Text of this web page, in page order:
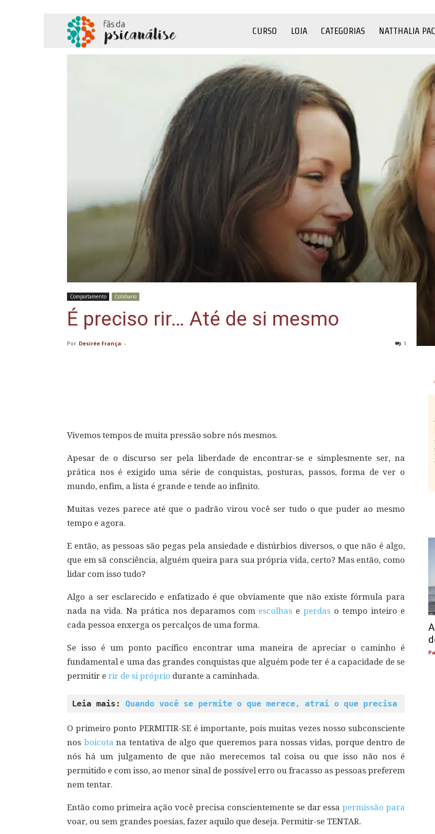
Psicanálise
CURSO LOJA CATEGORIAS NATTHALIA
Comportamento Cotidiano
É preciso rir… Até de si mesmo
Por Desirée França - 1
Vivemos tempos de muita pressão sobre nós mesmos.
Apesar de o discurso ser pela liberdade de encontrar-se e simplesmente ser, na
prática nos é exigido uma série de conquistas, posturas, passos, forma de ver o
mundo, enfim, a lista é grande e tende ao infinito.
Muitas vezes parece até que o padrão virou você ser tudo o que puder ao mesmo
tempo e agora.
E então, as pessoas são pegas pela ansiedade e distúrbios diversos, o que não é algo,
que em sã consciência, alguém queira para sua própria vida, certo? Mas então, como
lidar com isso tudo?
Algo a ser esclarecido e enfatizado é que obviamente que não existe fórmula para
nada na vida. Na prática nos deparamos com escolhas eperdas o tempo inteiro e
cada pessoa enxerga os percalços de uma forma.
Se isso é um ponto pacífico encontrar uma maneira de apreciar o caminho é
fundamental e uma das grandes conquistas que alguém pode ter é a capacidade de se
permitir e rir de si próprio durante a caminhada.
Leia mais: Quando você se permite o que merece, atrai o que precisa
O primeiro ponto PERMITIR-SE é importante, pois muitas vezes nosso subconsciente
nos boicotana tentativa de algo que queremos para nossas vidas, porque dentro de
nós há um julgamento de que não merecemos tal coisa ou que isso não nos é
permitido e com isso, ao menor sinal de possível erro ou fracasso as pessoas preferem
nem tentar.
Então como primeira ação você precisa conscientemente se dar essapermissão para
voar, ou sem grandes poesias, fazer aquilo que deseja. Permitir-se TENTAR.